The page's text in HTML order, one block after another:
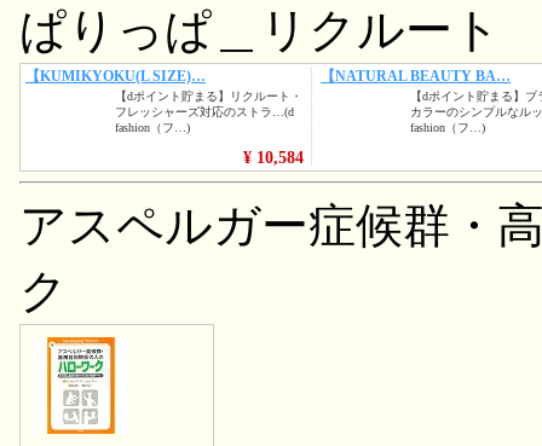
ぱりっぱ＿リクルート
アスペルガー症候群・
ク